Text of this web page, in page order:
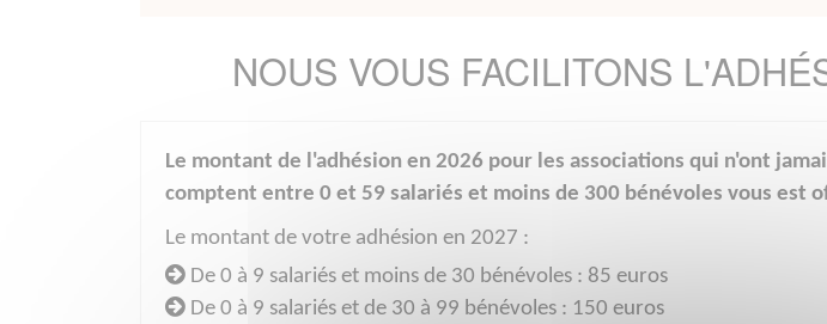
NOUS VOUS FACILITONS
Le montant de l'adhésion en 2026 pour les associations qui n'ont
comptent entre 0 et 59 salariés et moins de 300 bénévoles vous est
Le montant de votre adhésion en 2027 :
De 0 à 9 salariés et moins de 30 bénévoles : 85 euros
De 0 à 9 salariés et de 30 à 99 bénévoles : 150 euros